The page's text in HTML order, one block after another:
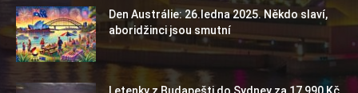
Den Austrálie: 26.ledna 2025. Někdo slaví,
aboridžinci jsou smutní
Letenky z Budapešti do Sydney za 17 990 Kč